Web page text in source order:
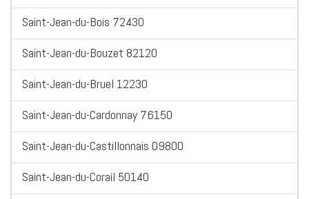
Saint-Jean-du-Bois 72430
Saint-Jean-du-Bouzet 82120
Saint-Jean-du-Bruel 12230
Saint-Jean-du-Cardonnay 76150
Saint-Jean-du-Castillonnais 09800
Saint-Jean-du-Corail 50140